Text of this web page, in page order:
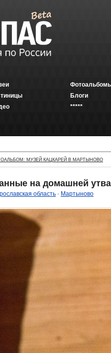
Блоги
*****
МУЗЕЙ КАЦКАРЕЙ В МАРТЫНОВО
на домашней
область - Мартыново